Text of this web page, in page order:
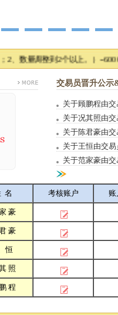
4 5
调整到2个以上。）--6000元底薪
交易员晋升公示
关于顾鹏程由
关于况其照由
关于陈君豪由
关于王恒由交
关于范家豪由
名 考核账户 账
豪
豪
恒
照
程